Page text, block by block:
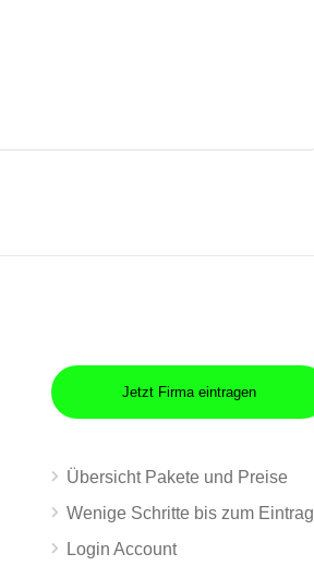
Jetzt Firma eintragen
Übersicht Pakete und Preise
Wenige Schritte bis zum Eintrag
Login Account